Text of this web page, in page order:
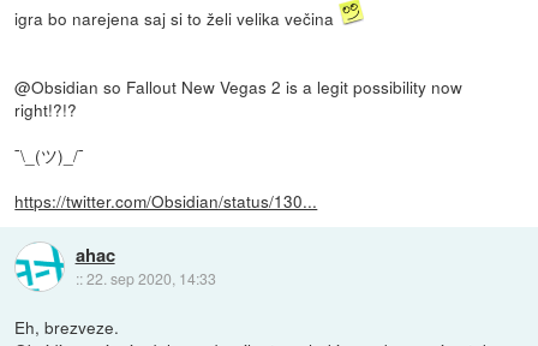
igra bo narejena saj si to želi velika večina
@Obsidian so Fallout New Vegas 2 is a legit possibility now
right!?!?
¯\_(ツ)_/¯
https://twitter.com/Obsidian/status/130...
ahac
::22. sep 2020, 14:33
Eh, brezveze.